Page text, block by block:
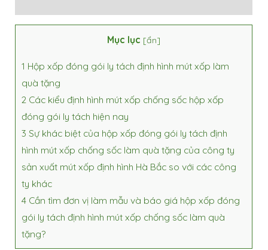
Mục lục [ẩn]
1 Hộp xốp đóng gói ly tách định hình mút xốp làm
quà tặng
2 Các kiểu định hình mút xốp chống sốc hộp xốp
đóng gói ly tách hiện nay
3 Sự khác biệt của hộp xốp đóng gói ly tách định
hình mút xốp chống sốc làm quà tặng của công ty
sản xuất mút xốp định hình Hà Bắc so với các công
ty khác
4 Cần tìm đơn vị làm mẫu và báo giá hộp xốp đóng
gói ly tách định hình mút xốp chống sốc làm quà
tặng?